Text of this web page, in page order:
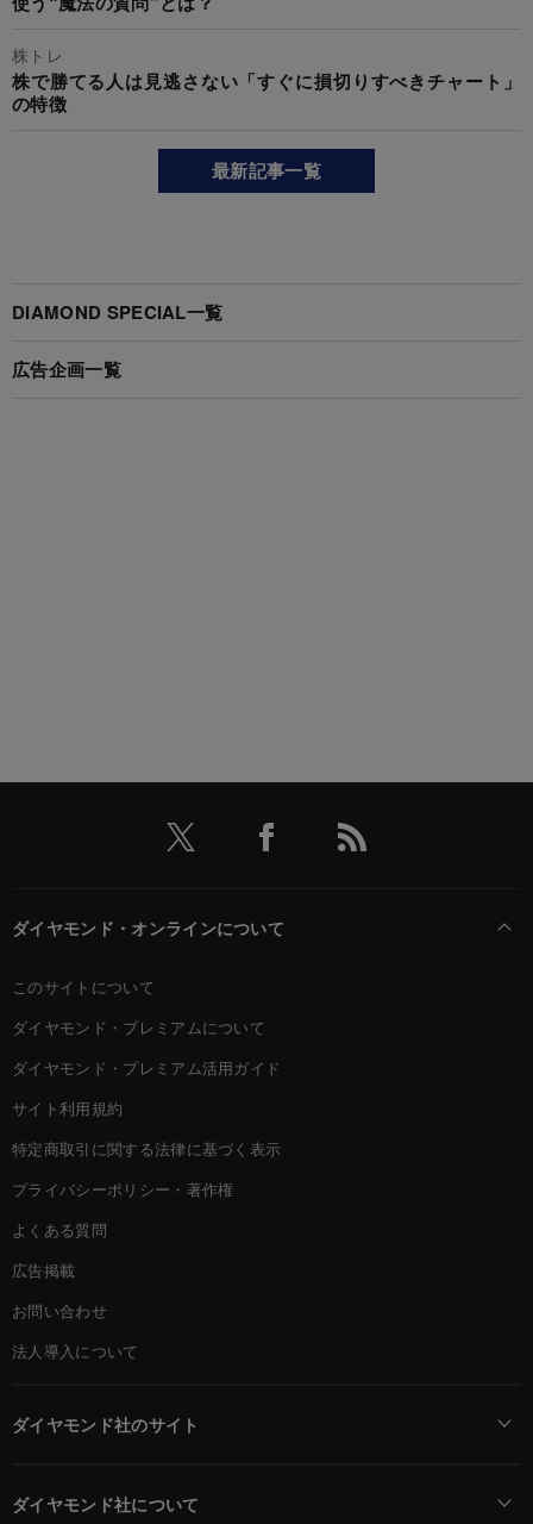
株トレ
株で勝てる人は見逃さない「すぐに損切りすべきチャート」
の特徴
最新記事一覧
DIAMOND SPECIAL一覧
広告企画一覧
ダイヤモンド・オンラインについて
このサイトについて
ダイヤモンド・プレミアムについて
ダイヤモンド・プレミアム活用ガイド
サイト利用規約
特定商取引に関する法律に基づく表示
プライバシーポリシー・著作権
よくある質問
広告掲載
お問い合わせ
法人導入について
ダイヤモンド社のサイト
ダイヤモンド社について